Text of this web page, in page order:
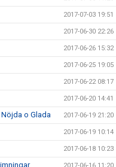
2017-07-03 19:51
2017-06-30 22:26
2017-06-26 15:32
2017-06-25 19:05
2017-06-22 08:17
2017-06-20 14:41
Nöjda o Glada 2017-06-19 21:20
2017-06-19 10:14
2017-06-18 10:23